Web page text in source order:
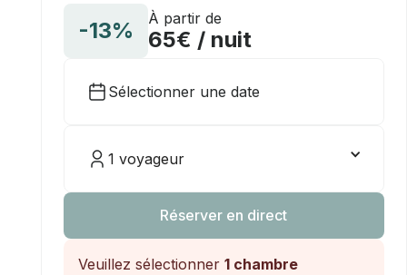
-13% À partir de
65€ / nuit
Sélectionner une date
1 voyageur
Réserver en direct
Veuillez sélectionner 1 chambre